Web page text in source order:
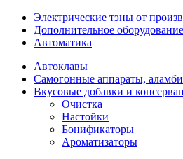
Электрические тэны от
Дополнительное оборудование
Автоматика
Автоклавы
Самогонные аппараты,
Вкусовые добавки и
Очистка
Настойки
Бонификаторы
Ароматизаторы